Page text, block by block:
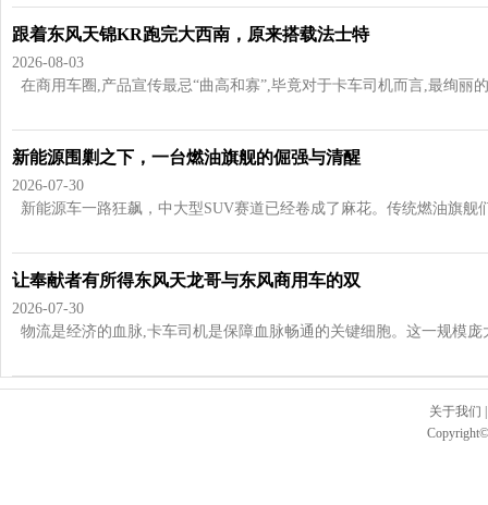
跟着东风天锦KR跑完大西南，原来搭载法士特
2026-08-03
在商用车圈,产品宣传最忌“曲高和寡”,毕竟对于卡车司机而言,最绚丽
新能源围剿之下，一台燃油旗舰的倔强与清醒
2026-07-30
新能源车一路狂飙，中大型SUV赛道已经卷成了麻花。传统燃油旗
让奉献者有所得东风天龙哥与东风商用车的双
2026-07-30
物流是经济的血脉,卡车司机是保障血脉畅通的关键细胞。这一规模
关于我们